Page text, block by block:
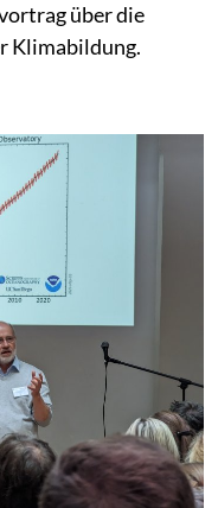
über die
Klimabildung.